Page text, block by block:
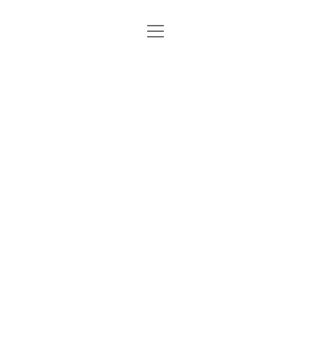
关于博主
o